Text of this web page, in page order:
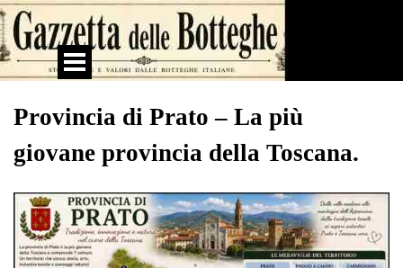
Vai ai contenuti
Salta menù
Provincia di Prato – La più
giovane provincia della Toscana.